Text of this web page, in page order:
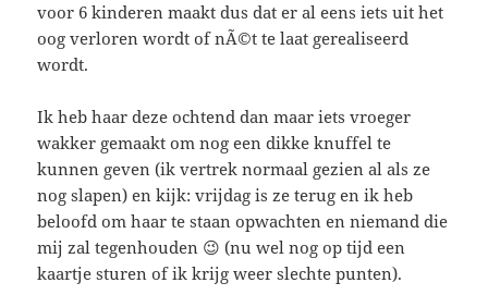
voor 6 kinderen maakt dus dat er al eens iets uit het
oog verloren wordt of nÃ©t te laat gerealiseerd
wordt.
Ik heb haar deze ochtend dan maar iets vroeger
wakker gemaakt om nog een dikke knuffel te
kunnen geven (ik vertrek normaal gezien al als ze
nog slapen) en kijk: vrijdag is ze terug en ik heb
beloofd om haar te staan opwachten en niemand die
mij zal tegenhouden 😉 (nu wel nog op tijd een
kaartje sturen of ik krijg weer slechte punten).